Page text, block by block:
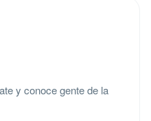
y conoce gente de la